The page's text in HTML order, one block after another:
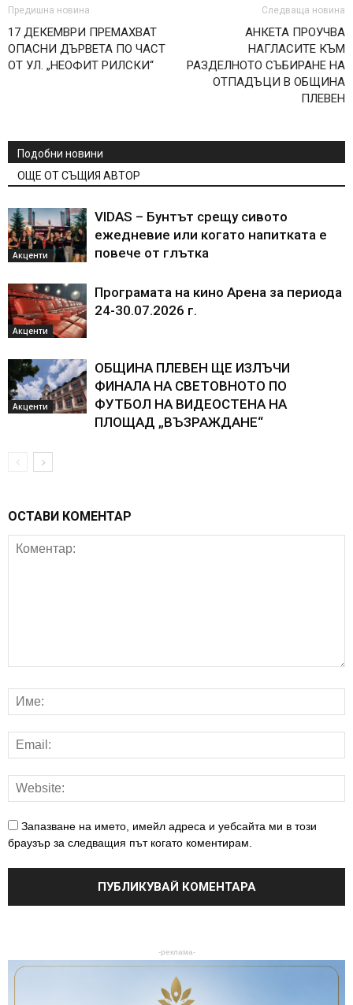
Предишна новина
17 ДЕКЕМВРИ ПРЕМАХВАТ
ОПАСНИ ДЪРВЕТА ПО ЧАСТ
ОТ УЛ. „НЕОФИТ РИЛСКИ“
Следваща новина
АНКЕТА ПРОУЧВА
НАГЛАСИТЕ КЪМ
РАЗДЕЛНОТО СЪБИРАНЕ НА
ОТПАДЪЦИ В ОБЩИНА
ПЛЕВЕН
Подобни новини
ОЩЕ ОТ СЪЩИЯ АВТОР
Акценти
VIDAS – Бунтът срещу сивото
ежедневие или когато напитката е
повече от глътка
Акценти
Програмата на кино Арена за периода
24-30.07.2026 г.
Акценти
ОБЩИНА ПЛЕВЕН ЩЕ ИЗЛЪЧИ
ФИНАЛА НА СВЕТОВНОТО ПО
ФУТБОЛ НА ВИДЕОСТЕНА НА
ПЛОЩАД „ВЪЗРАЖДАНЕ“
ОСТАВИ КОМЕНТАР
Запазване на името, имейл адреса и уебсайта ми в този
браузър за следващия път когато коментирам.
-реклама-